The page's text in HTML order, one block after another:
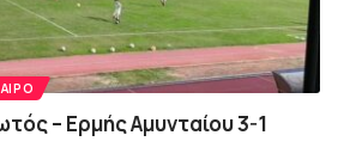
– Ερμής Αμυνταίου 3-1